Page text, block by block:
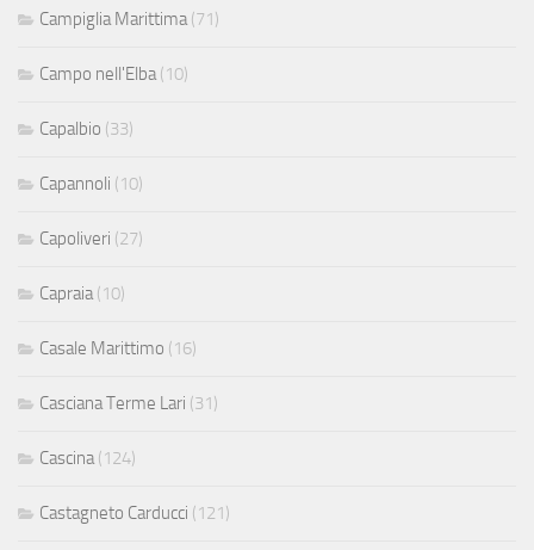
Campiglia Marittima (71)
Campo nell'Elba (10)
Capalbio (33)
Capannoli (10)
Capoliveri (27)
Capraia (10)
Casale Marittimo (16)
Casciana Terme Lari (31)
Cascina (124)
Castagneto Carducci (121)